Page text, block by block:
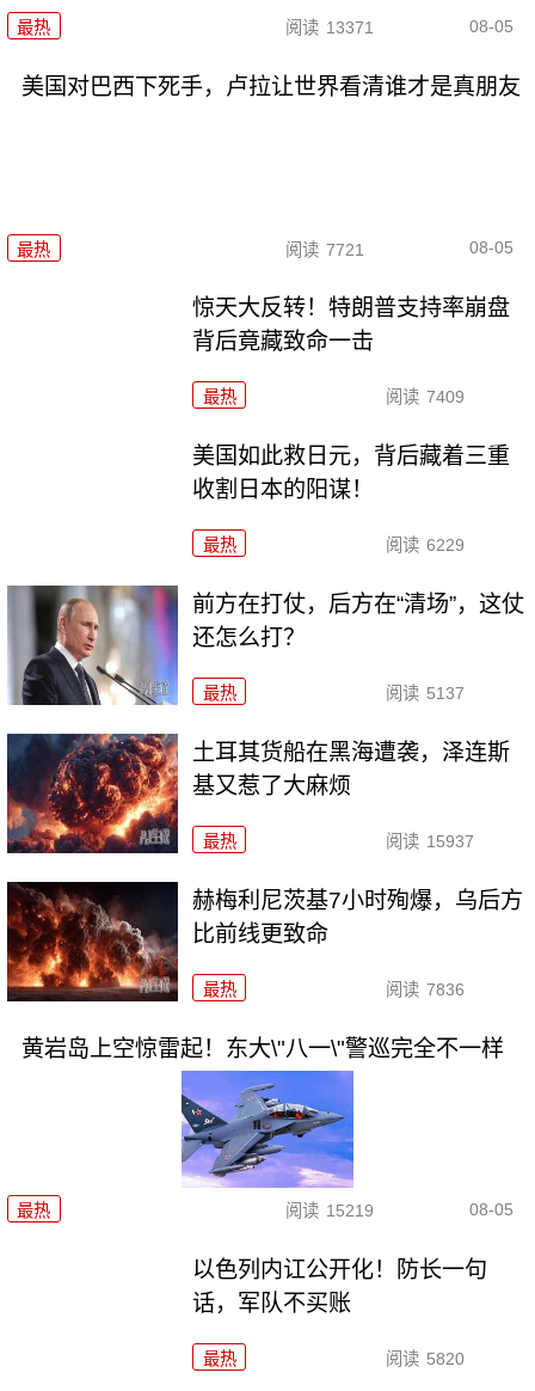
最热 阅读 13371 08-05
美国对巴西下死手，卢拉让世界看清谁才是真朋友
最热 阅读 7721 08-05
惊天大反转！特朗普支持率崩盘
背后竟藏致命一击
最热 阅读 7409
美国如此救日元，背后藏着三重
收割日本的阳谋！
最热 阅读 6229
前方在打仗，后方在“清场”，这仗
还怎么打？
最热 阅读 5137
土耳其货船在黑海遭袭，泽连斯
基又惹了大麻烦
最热 阅读 15937
赫梅利尼茨基7小时殉爆，乌后方
比前线更致命
最热 阅读 7836
黄岩岛上空惊雷起！东大\"八一\"警巡完全不一样
最热 阅读 15219 08-05
以色列内讧公开化！防长一句
话，军队不买账
最热 阅读 5820